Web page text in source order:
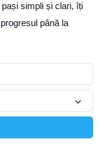
simpli și clari, îți
până la